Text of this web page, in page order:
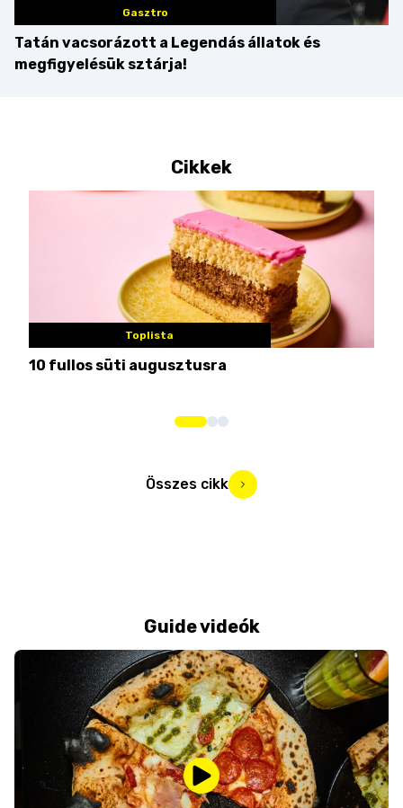
Gasztro
Tatán vacsorázott a Legendás állatok és
megfigyelésük sztárja!
Cikkek
Toplista
10 fullos süti augusztusra
Összes cikk
Guide videók